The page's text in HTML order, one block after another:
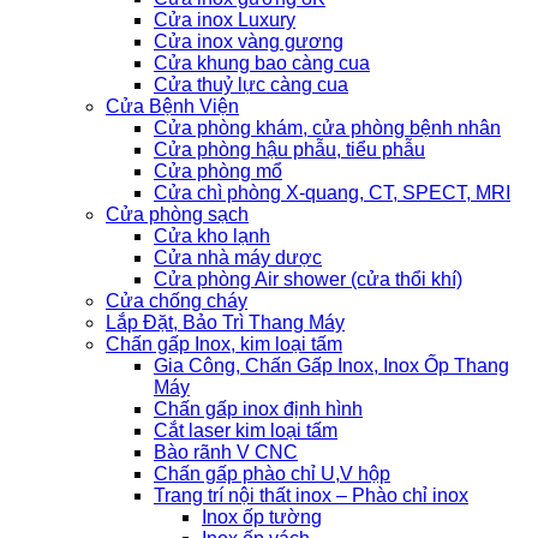
Cửa inox Luxury
Cửa inox vàng gương
Cửa khung bao càng cua
Cửa thuỷ lực càng cua
Cửa Bệnh Viện
Cửa phòng khám, cửa phòng bệnh nhân
Cửa phòng hậu phẫu, tiểu phẫu
Cửa phòng mổ
Cửa chì phòng X-quang, CT, SPECT, MRI
Cửa phòng sạch
Cửa kho lạnh
Cửa nhà máy dược
Cửa phòng Air shower (cửa thổi khí)
Cửa chống cháy
Lắp Đặt, Bảo Trì Thang Máy
Chấn gấp Inox, kim loại tấm
Gia Công, Chấn Gấp Inox, Inox Ốp Thang
Máy
Chấn gấp inox định hình
Cắt laser kim loại tấm
Bào rãnh V CNC
Chấn gấp phào chỉ U,V hộp
Trang trí nội thất inox – Phào chỉ inox
Inox ốp tường